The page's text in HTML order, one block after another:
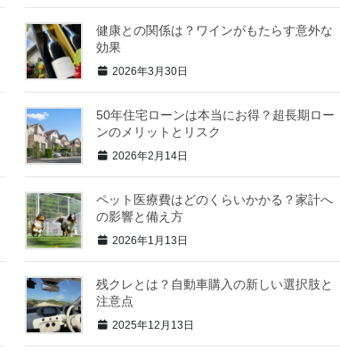
健康との関係は？ワインがもたらす意外な
効果
2026年3月30日
50年住宅ローンは本当にお得？超長期ロー
ンのメリットとリスク
2026年2月14日
ペット医療費はどのくらいかかる？家計へ
の影響と備え方
2026年1月13日
残クレとは？自動車購入の新しい選択肢と
注意点
2025年12月13日